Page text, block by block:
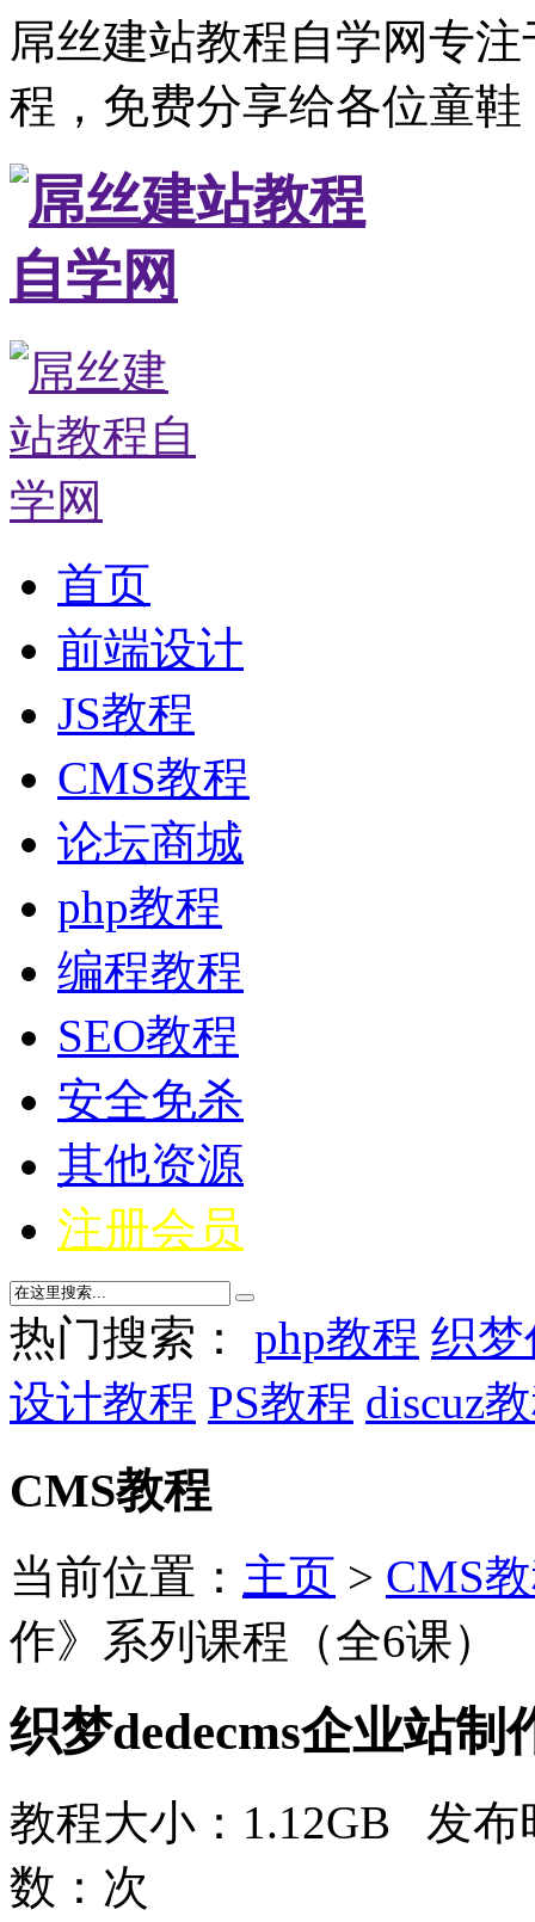
屌丝建站教程自学网专
程，免费分享给各位童
首页
前端设计
JS教程
CMS教程
论坛商城
php教程
编程教程
SEO教程
安全免杀
其他资源
注册会员
热门搜索： php教程 织
设计教程 PS教程 discuz
CMS教程
当前位置： 主页 > CMS
作》系列课程（全6课）
织梦dedecms企业站
教程大小：1.12GB 发
数： 次